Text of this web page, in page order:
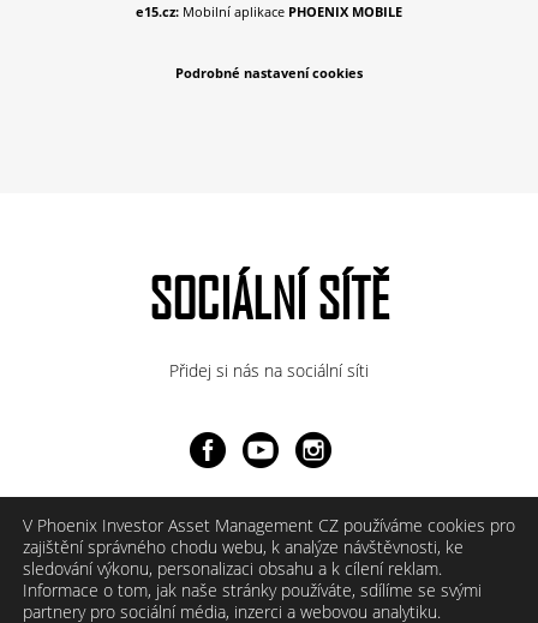
e15.cz: Mobilní aplikace PHOENIX MOBILE
Podrobné nastavení cookies
SOCIÁLNÍ SÍTĚ
Přidej si nás na sociální síti
V Phoenix Investor Asset Management CZ používáme cookies pro
zajištění správného chodu webu, k analýze návštěvnosti, ke
sledování výkonu, personalizaci obsahu a k cílení reklam.
Informace o tom, jak naše stránky používáte, sdílíme se svými
partnery pro sociální média, inzerci a webovou analytiku.